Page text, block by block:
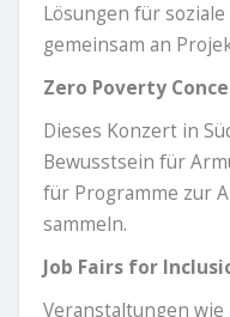
Lösungen für
gemeinsam an
Zero Poverty
Dieses Konzert in
Bewusstsein für
für Programme zur
sammeln.
Job Fairs for
Veranstaltungen wie